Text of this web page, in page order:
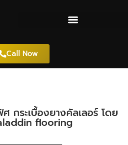
Call Now
กระเบื้องยางคัลเลอร์ โดย
flooring